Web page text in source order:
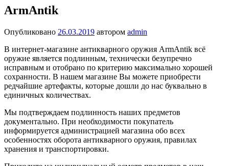
ArmAntik
Опубликовано 26.03.2019 автором admin
В интернет-магазине антикварного оружия ArmAntik всё
оружие является подлинным, технически безупречно
исправным и отобрано по критерию максимально хорошей
сохранности. В нашем магазине Вы можете приобрести
редчайшие артефакты, которые дошли до нас буквально в
единичных количествах.
Мы подтверждаем подлинность наших предметов
документально. При необходимости покупатель
информируется администрацией магазина обо всех
особенностях оборота антикварного оружия, правилах
хранения и транспортировки.